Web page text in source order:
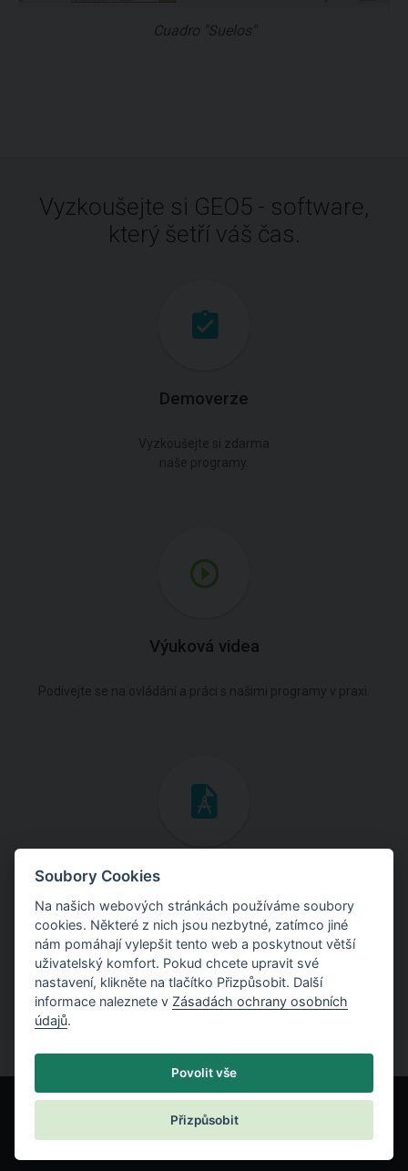
Cuadro "Suelos"
Vyzkoušejte si GEO5 - software,
který šetří váš čas.
Demoverze
Výuková videa
Inženýrské manuály
Stáhněte si manuály s teoretickými i praktickými ukázkami
použití programů.
Soubory Cookies
Na našich webových stránkách používáme soubory
cookies. Některé z nich jsou nezbytné, zatímco jiné
nám pomáhají vylepšit tento web a poskytnout větší
uživatelský komfort. Pokud chcete upravit své
nastavení, klikněte na tlačítko Přizpůsobit. Další
informace naleznete v Zásadách ochrany osobních
údajů.
Povolit vše
Přizpůsobit